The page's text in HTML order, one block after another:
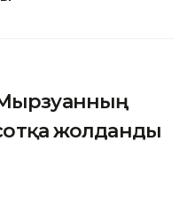
жолданды